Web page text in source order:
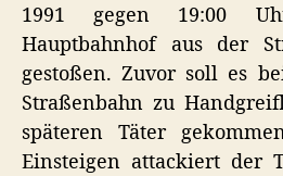
1991 gegen 19:00
Hauptbahnhof aus der
gestoßen. Zuvor soll es
Straßenbahn zu
späteren Täter
Einsteigen attackiert der